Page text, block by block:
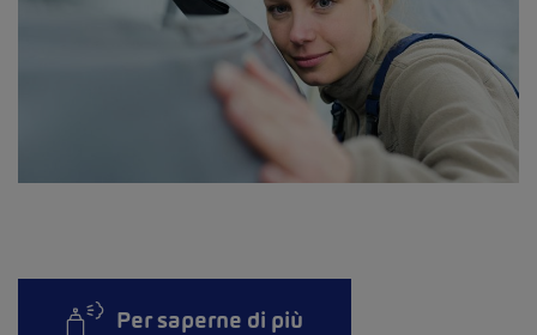
Per saperne di più